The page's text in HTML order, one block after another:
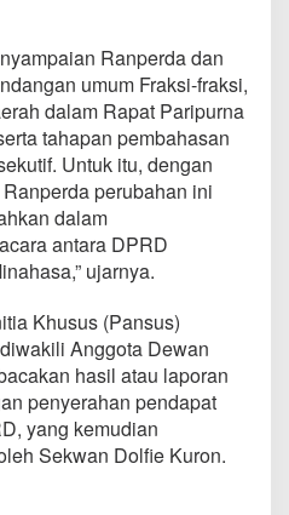
j
a
d
P
e
r
a
Ranperda dan
umum Fraksi-fraksi,
dalam Rapat Paripurna
tahapan pembahasan
Untuk itu, dengan
perubahan ini
dalam
antara DPRD
ujarnya.
Khusus (Pansus)
Anggota Dewan
hasil atau laporan
penyerahan pendapat
yang kemudian
Sekwan Dolfie Kuron.